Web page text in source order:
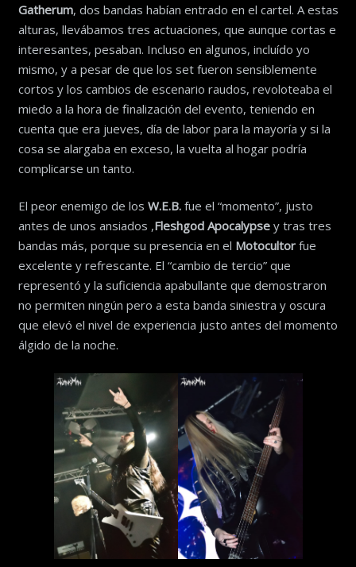
Gatherum, dos bandas habían entrado en el cartel. A estas
alturas, llevábamos tres actuaciones, que aunque cortas e
interesantes, pesaban. Incluso en algunos, incluído yo
mismo, y a pesar de que los set fueron sensiblemente
cortos y los cambios de escenario raudos, revoloteaba el
miedo a la hora de finalización del evento, teniendo en
cuenta que era jueves, día de labor para la mayoría y si la
cosa se alargaba en exceso, la vuelta al hogar podría
complicarse un tanto.
El peor enemigo de los W.E.B.fue el “momento”, justo
antes de unos ansiados ,Fleshgod Apocalypsey tras tres
bandas más, porque su presencia en el Motocultorfue
excelente y refrescante. El “cambio de tercio” que
representó y la suficiencia apabullante que demostraron
no permiten ningún pero a esta banda siniestra y oscura
que elevó el nivel de experiencia justo antes del momento
álgido de la noche.